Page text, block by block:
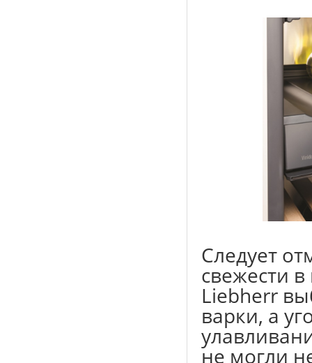
Следует
свежести
Liebherr
варки, а
не могли